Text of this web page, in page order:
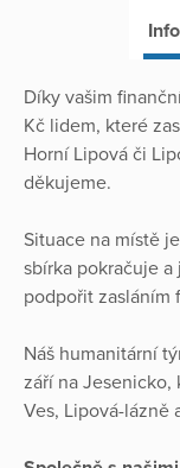
Díky vašim
Kč lidem, které
Horní Lipová či
děkujeme.
Situace na místě
sbírka pokračuje
podpořit zasláním
Náš humanitární
září na Jesenicko,
Ves, Lipová-lázně